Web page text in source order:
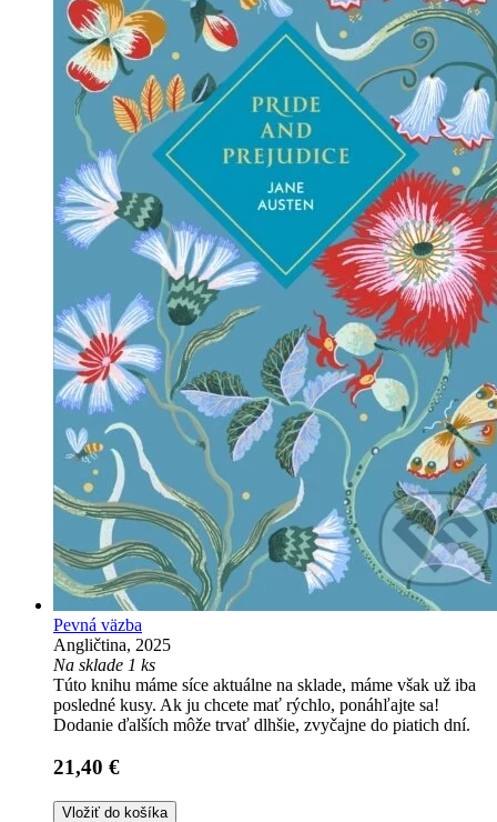
Pevná väzba
Angličtina, 2025
Na sklade 1 ks
Túto knihu máme síce aktuálne na sklade, máme však už iba
posledné kusy. Ak ju chcete mať rýchlo, ponáhľajte sa!
Dodanie ďalších môže trvať dlhšie, zvyčajne do piatich dní.
21,40 €
Vložiť do košíka